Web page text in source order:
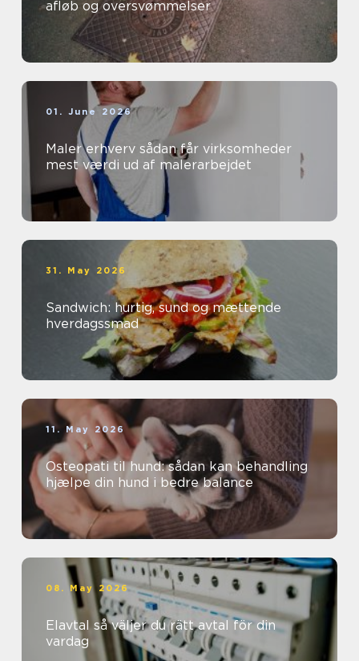
afløb og oversvømmelser
01. June 2026
Maler erhverv sådan får virksomheder
mest værdi ud af malerarbejdet
31. May 2026
Sandwich: hurtig, sund og mættende
hverdagssmad
11. May 2026
Osteopati til hund: sådan kan behandling
hjælpe din hund i bedre balance
08. May 2026
Elavtal så väljer du rätt avtal för din
vardag